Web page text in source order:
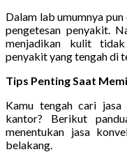
Dalam lab umumnya
pengetesan penyakit.
menjadikan kulit
penyakit yang tengah di
Tips Penting Saat
Kamu tengah cari jasa
kantor? Berikut
menentukan jasa
belakang.